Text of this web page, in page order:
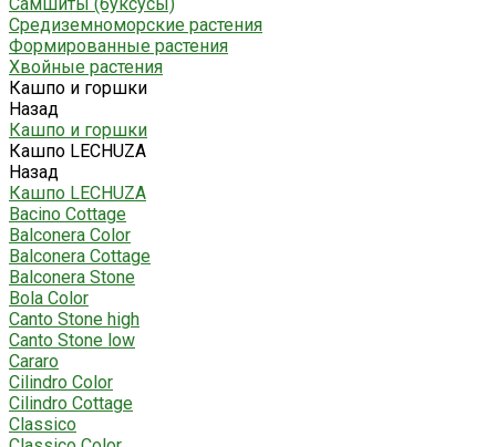
Средиземноморские растения
Формированные растения
Хвойные растения
Кашпо и горшки
Назад
Кашпо и горшки
Кашпо LECHUZA
Назад
Кашпо LECHUZA
Bacino Cottage
Balconera Color
Balconera Cottage
Balconera Stone
Bola Color
Canto Stone high
Canto Stone low
Cararo
Cilindro Color
Cilindro Cottage
Classico